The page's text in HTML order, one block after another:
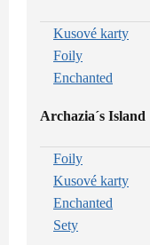
Kusové karty
Foily
Enchanted
Archazia´s Island
Foily
Kusové karty
Enchanted
Sety